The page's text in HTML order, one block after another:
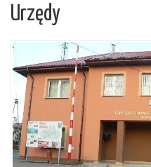
Urzędy